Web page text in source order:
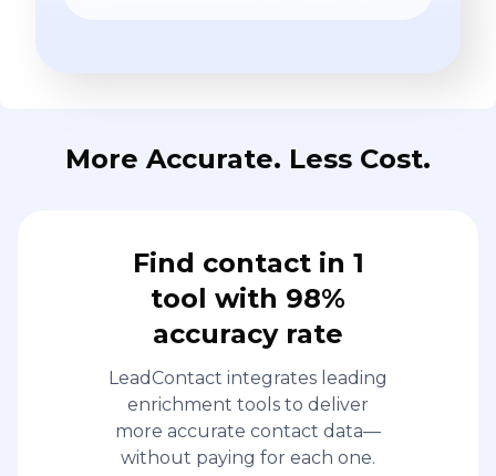
More Accurate. Less Cost.
Find contact in 1
tool with 98%
accuracy rate
LeadContact integrates leading
enrichment tools to deliver
more accurate contact data—
without paying for each one.